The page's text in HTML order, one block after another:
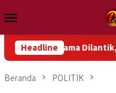
ke
kontenMobile
Headline
Dilantik, Dorong
Beranda POLITIK